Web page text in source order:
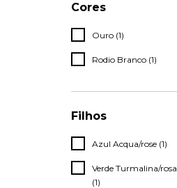
Cores
Ouro (1)
Rodio Branco (1)
Filhos
Azul Acqua/rose (1)
Verde Turmalina/rosa
(1)